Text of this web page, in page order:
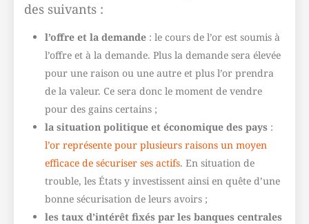
des suivants :
l’offre et la demande : le cours de l’or est soumis à
l’offre et à la demande. Plus la demande sera élevée
pour une raison ou une autre et plus l’or prendra
de la valeur. Ce sera donc le moment de vendre
pour des gains certains ;
la situation politique et économique des pays :
l’or représente pour plusieurs raisons un moyen
efficace de sécuriser ses actifs. En situation de
trouble, les États y investissent ainsi en quête d’une
bonne sécurisation de leurs avoirs ;
les taux d’intérêt fixés par les banques centrales